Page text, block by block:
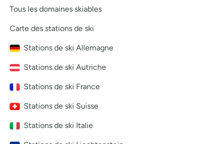
Tous les domaines skiables
Carte des stations de ski
Stations de ski Allemagne
Stations de ski Autriche
Stations de ski France
Stations de ski Suisse
Stations de ski Italie